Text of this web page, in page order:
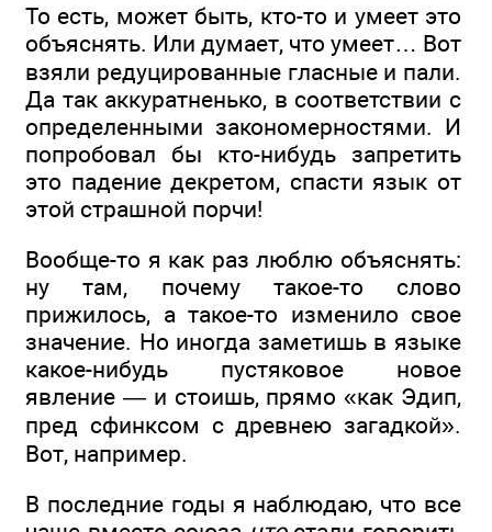
То есть, может быть, кто-то и умеет это
объяснять. Или думает, что умеет… Вот
взяли редуцированные гласные и пали.
Да так аккуратненько, в соответствии с
определенными закономерностями. И
попробовал бы кто-нибудь запретить
это падение декретом, спасти язык от
этой страшной порчи!
Вообще-то я как раз люблю объяснять:
ну там, почему такое-то слово
прижилось, а такое-то изменило свое
значение. Но иногда заметишь в языке
какое-нибудь пустяковое новое
явление — и стоишь, прямо «как Эдип,
пред сфинксом с древнею загадкой».
Вот, например.
В последние годы я наблюдаю, что все